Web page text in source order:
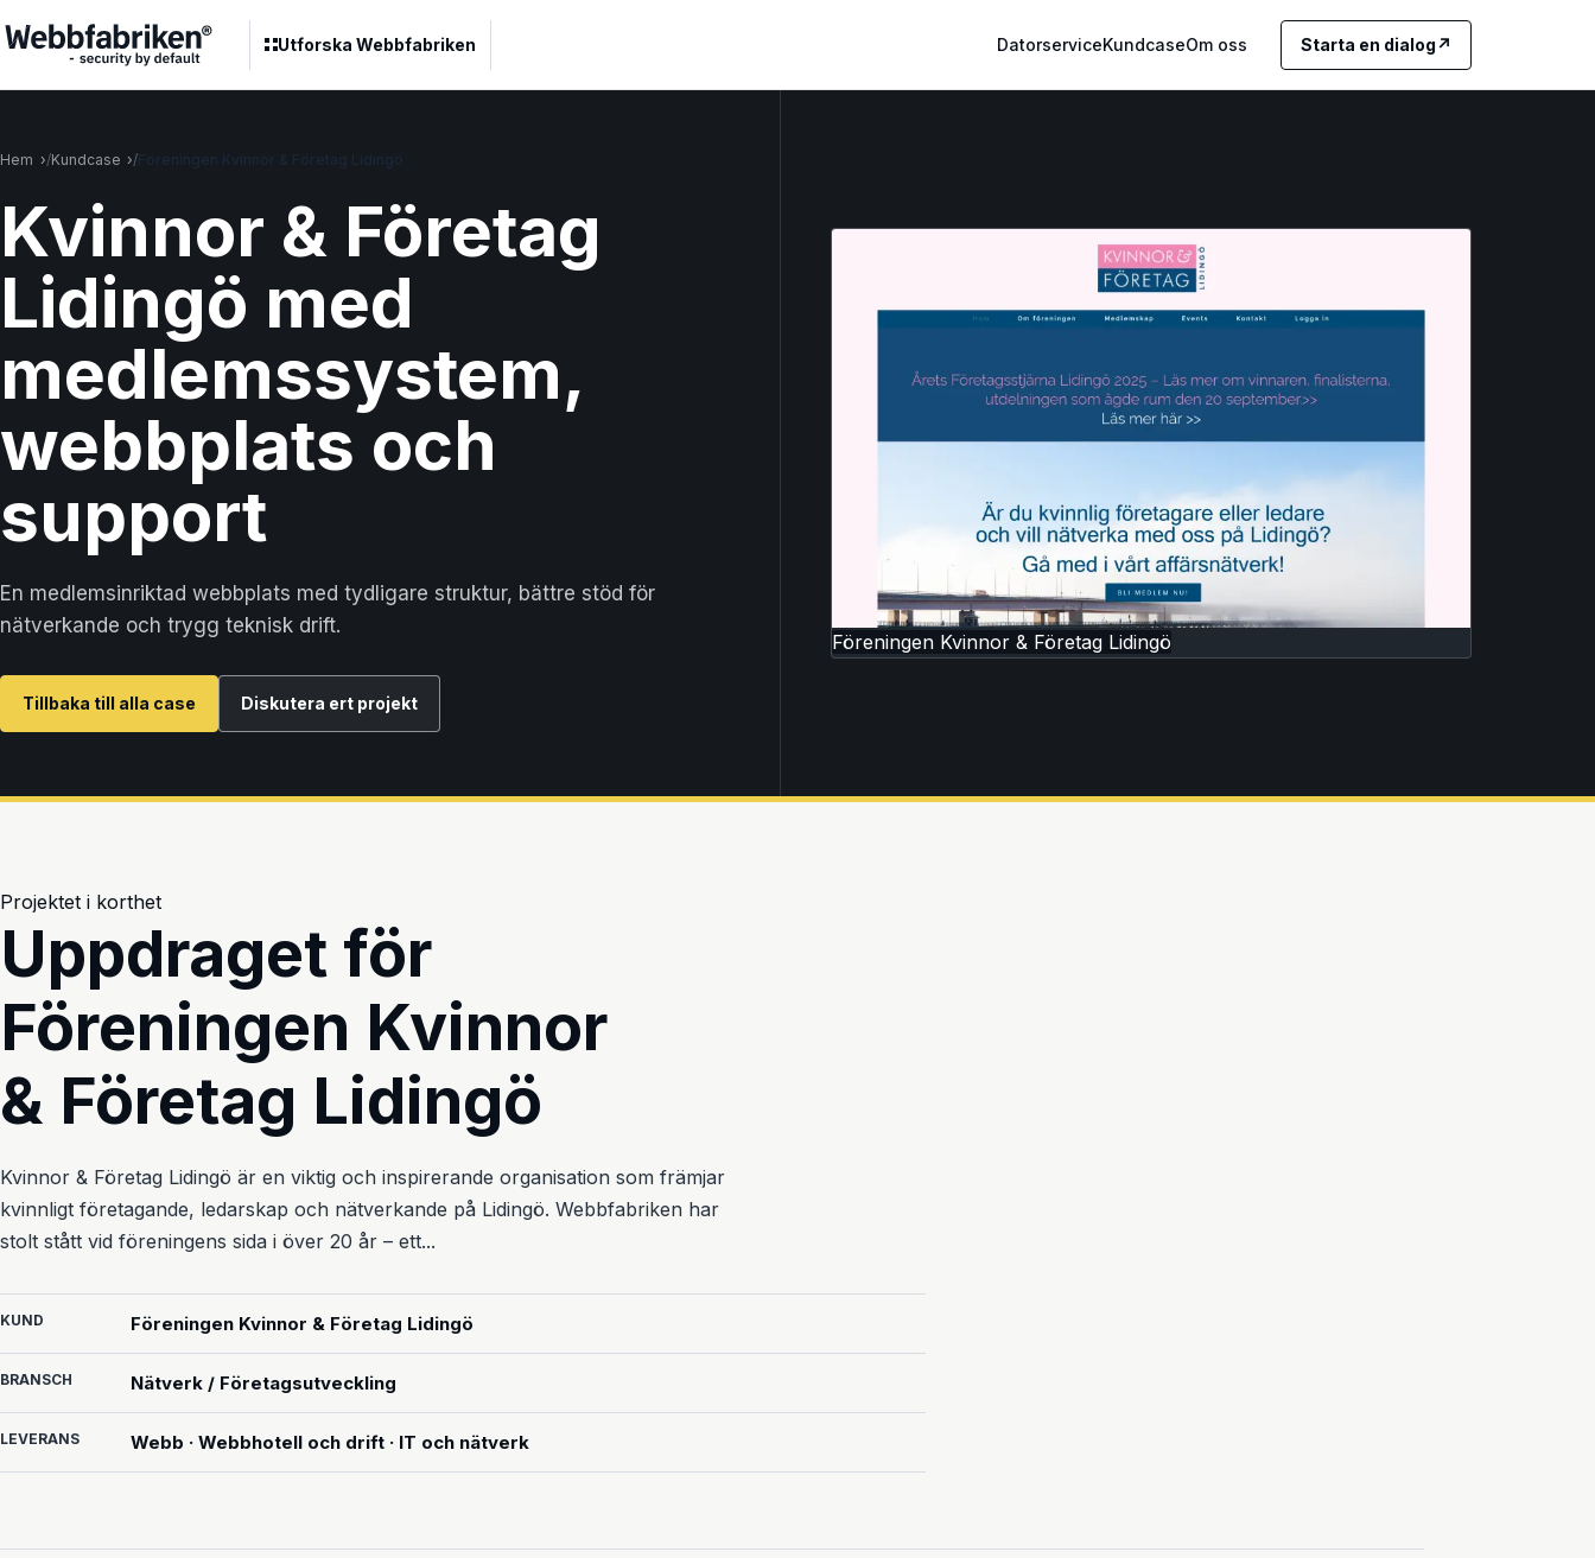
Utforska Webbfabriken DatorserviceKundcaseOm oss Starta en dialog↗
Hem Kundcase Föreningen Kvinnor & Företag Lidingö
Kvinnor & Företag
Lidingö med
medlemssystem,
webbplats och
support
En medlemsinriktad webbplats med tydligare struktur, bättre stöd för
nätverkande och trygg teknisk drift.
Tillbaka till alla case Diskutera ert projekt
Föreningen Kvinnor & Företag Lidingö
Projektet i korthet
Uppdraget för
Föreningen Kvinnor
& Företag Lidingö
Kvinnor & Företag Lidingö är en viktig och inspirerande organisation som främjar
kvinnligt företagande, ledarskap och nätverkande på Lidingö. Webbfabriken har
stolt stått vid föreningens sida i över 20 år – ett...
KUND Föreningen Kvinnor & Företag Lidingö
BRANSCH Nätverk / Företagsutveckling
LEVERANS Webb · Webbhotell och drift · IT och nätverk